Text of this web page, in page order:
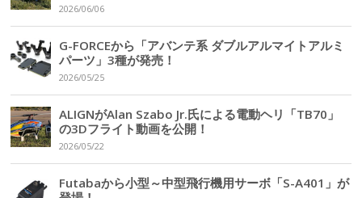
2026/06/06
G-FORCEから「アバンテ系 ダブルアルマイトアルミ
パーツ」3種が発売！
2026/05/25
ALIGNがAlan Szabo Jr.氏による電動ヘリ「TB70」
の3Dフライト動画を公開！
2026/05/22
Futabaから小型～中型飛行機用サーボ「S-A401」が